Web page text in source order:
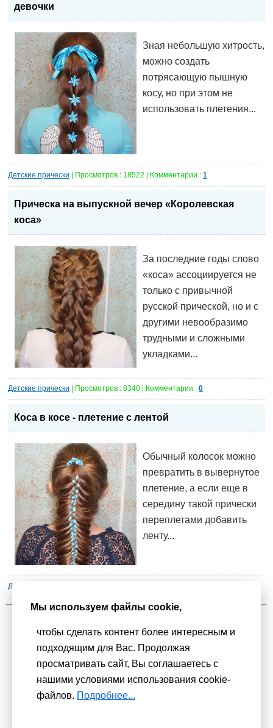
девочки
Зная небольшую хитрость,
можно создать
потрясающую пышную
косу, но при этом не
использовать плетения...
Детские прически | Просмотров : 18522 | Комментарии : 1
Прическа на выпускной вечер «Королевская
коса»
За последние годы слово
«коса» ассоциируется не
только с привычной
русской прической, но и с
другими невообразимо
трудными и сложными
укладками...
Детские прически | Просмотров : 8340 | Комментарии : 0
Коса в косе - плетение с лентой
Обычный колосок можно
превратить в вывернутое
плетение, а если еще в
середину такой прически
переплетами добавить
ленту...
Детские прически
Мы используем cookie-файлы
для функционирования сайта. Если
Вас это не устраивает, пожалуйста, покиньте сайт.
Мы используем файлы cookie,
чтобы сделать контент более интересным и
подходящим для Вас. Продолжая
просматривать сайт, Вы соглашаетесь с
нашими условиями использования cookie-
файлов. Подробнее...